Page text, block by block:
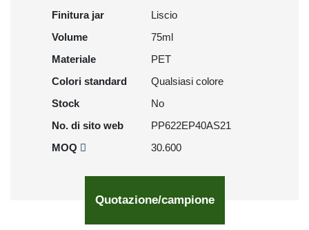
Finitura jar
Liscio
Volume
75ml
Materiale
PET
Colori standard
Qualsiasi colore
Stock
No
No. di sito web
PP622EP40AS21
MOQ
30.600
Quotazione/campione